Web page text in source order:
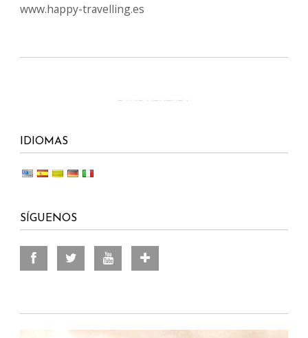
www.happy-travelling.es
IDIOMAS
SÍGUENOS